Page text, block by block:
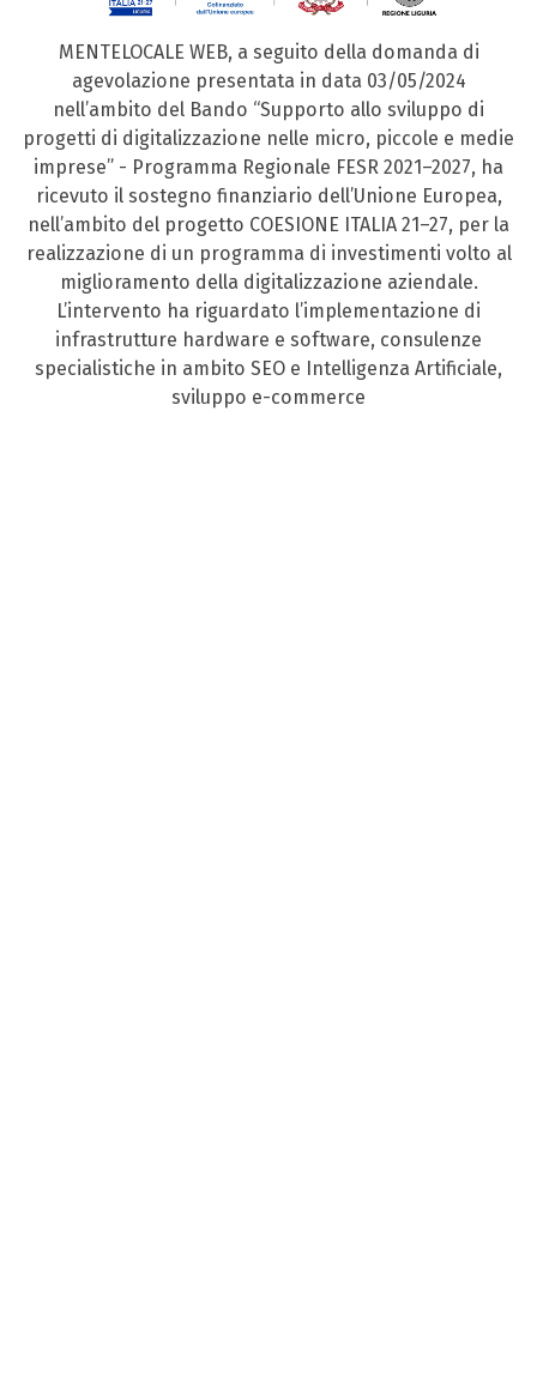
MENTELOCALE WEB, a seguito della domanda di
agevolazione presentata in data 03/05/2024
nell’ambito del Bando “Supporto allo sviluppo di
progetti di digitalizzazione nelle micro, piccole e medie
imprese” - Programma Regionale FESR 2021–2027, ha
ricevuto il sostegno finanziario dell’Unione Europea,
nell’ambito del progetto COESIONE ITALIA 21–27, per la
realizzazione di un programma di investimenti volto al
miglioramento della digitalizzazione aziendale.
L’intervento ha riguardato l’implementazione di
infrastrutture hardware e software, consulenze
specialistiche in ambito SEO e Intelligenza Artificiale,
sviluppo e-commerce